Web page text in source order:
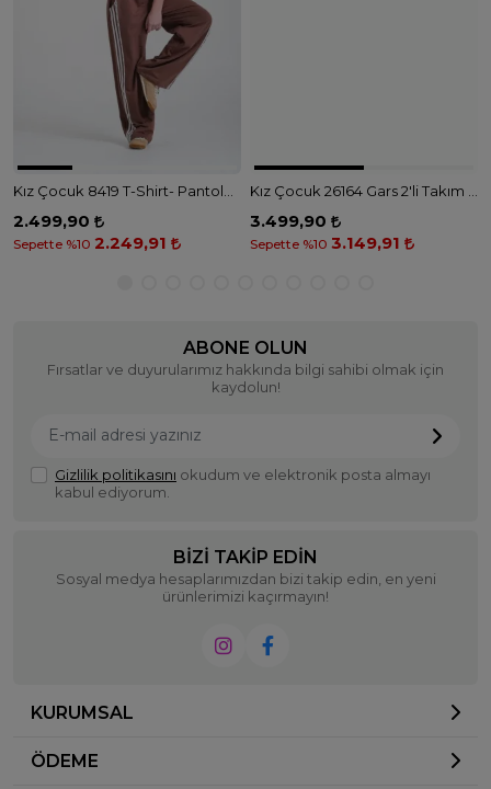
2.499,90
Sepette %10 2.249,91
3.499,90
Sepette %10 3.149,91
ABONE OLUN
Fırsatlar ve duyurularımız hakkında bilgi sahibi olmak için
kaydolun!
Gizlilik politikasını okudum ve elektronik posta almayı
kabul ediyorum.
BIZI TAKIP EDIN
Sosyal medya hesaplarımızdan bizi takip edin, en yeni
ürünlerimizi kaçırmayın!
KURUMSAL
ÖDEME